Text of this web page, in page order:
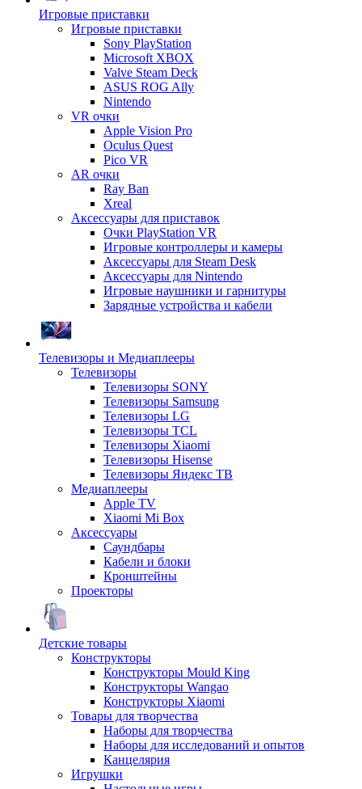
Игровые приставки
Игровые приставки
Sony PlayStation
Microsoft XBOX
Valve Steam Deck
ASUS ROG Ally
Nintendo
VR очки
Apple Vision Pro
Oculus Quest
Pico VR
AR очки
Ray Ban
Xreal
Аксессуары для приставок
Очки PlayStation VR
Игровые контроллеры и камеры
Аксессуары для Steam Desk
Аксессуары для Nintendo
Игровые наушники и гарнитуры
Зарядные устройства и кабели
Телевизоры и Медиаплееры
Телевизоры
Телевизоры SONY
Телевизоры Samsung
Телевизоры LG
Телевизоры TCL
Телевизоры Xiaomi
Телевизоры Hisense
Телевизоры Яндекс ТВ
Медиаплееры
Apple TV
Xiaomi Mi Box
Аксессуары
Саундбары
Кабели и блоки
Кронштейны
Проекторы
Детские товары
Конструкторы
Конструкторы Mould King
Конструкторы Wangao
Конструкторы Xiaomi
Товары для творчества
Наборы для творчества
Наборы для исследований и опытов
Канцелярия
Игрушки